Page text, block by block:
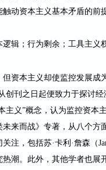
动资本主义基本矛盾的
辑；行为剩余；工具主义
资本主义却使监控发展成
创刊之日起便致力于探讨经
主义”概念，认为监控资本
来而战》专著，从八个
注，包括苏·卡利·詹森（
潮。此外，其他学者也